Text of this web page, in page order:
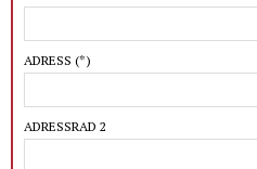
ADRESS (*)
ADRESSRAD 2